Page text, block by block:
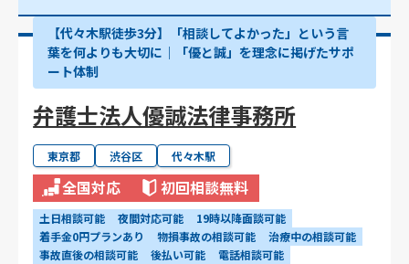
【代々木駅徒歩3分】「相談してよかった」という言
葉を何よりも大切に｜「優と誠」を理念に掲げたサポ
ート体制
弁護士法人優誠法律事務所
東京都 渋谷区 代々木駅
全国対応 初回相談無料
土日相談可能 夜間対応可能
19時以降面談可能
着手金0円プランあり
物損事故の相談可能
治療中の相談可能
事故直後の相談可能
後払い可能
電話相談可能